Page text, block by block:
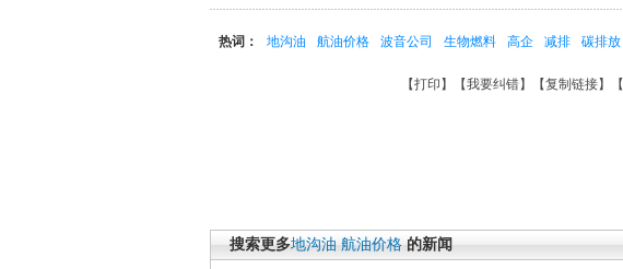
热词： 地沟油 航油价格 波音公司 生物燃料 高企 减排 碳排放
【打印 】【我要纠错】【复制链接】【
搜索更多地沟油 航油价格 的新闻